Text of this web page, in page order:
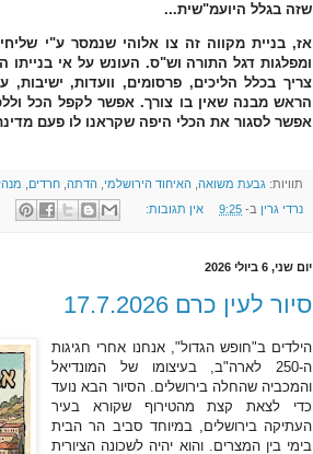
שזה בגלל היועמ"שית...
אז, בניית מקווה זה צו אלוהי שנמסר ע"י
ומפלגות דגל התורה וש"ס. העונש על אי
צריך בכלל הליכים, פרסומים, וועדות,
הראש מבנה שאין בו צורך. אפשר לקפל הכל
אפשר לסגור את הכלי היפה שקראנו לו פעם
תוויות: גבעת משואה האיחוד הירושלמי הדתה חרדים
נרדי גרין ב- 9:25 אין תגובות:
יום שני, 6 ביולי 2026
סיור לעין כרם 17.7.2026
הילדים ב"חופש הגדול", אנחנו אחרי חגיגות
ה-250 לארה"ב, בעיצומו של המונדיאל
והמכביה שהחלה בירושלים. הסיור הבא נועד
כדי לצאת קצת מהטירוף שקורא בעיר
העתיקה בירושלים, במיוחד סביב הר הבית
בימי בין המצרים. והוא יהיה לשכונה הציורית